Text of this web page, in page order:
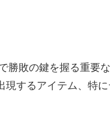
勝敗の鍵を握る重要
するアイテム、特